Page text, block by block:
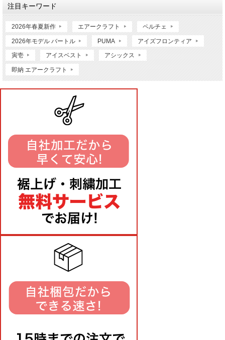
注目キーワード
2026年春夏新作 エアークラフト ペルチェ
2026年モデル バートル PUMA アイズフロンティア
寅壱 アイスベスト アシックス
即納 エアークラフト